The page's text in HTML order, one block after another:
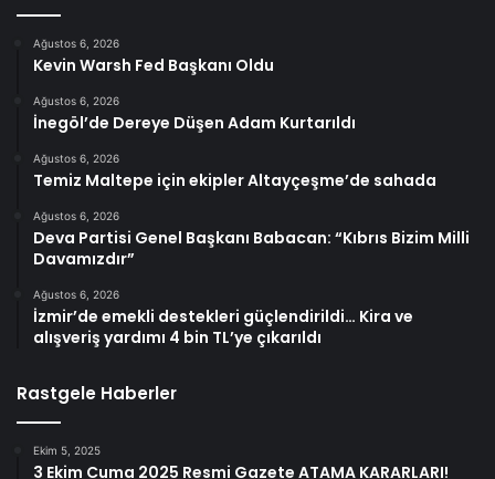
Ağustos 6, 2026
Kevin Warsh Fed Başkanı Oldu
Ağustos 6, 2026
İnegöl’de Dereye Düşen Adam Kurtarıldı
Ağustos 6, 2026
Temiz Maltepe için ekipler Altayçeşme’de sahada
Ağustos 6, 2026
Deva Partisi Genel Başkanı Babacan: “Kıbrıs Bizim Milli
Davamızdır”
Ağustos 6, 2026
İzmir’de emekli destekleri güçlendirildi… Kira ve
alışveriş yardımı 4 bin TL’ye çıkarıldı
Rastgele Haberler
Ekim 5, 2025
3 Ekim Cuma 2025 Resmi Gazete ATAMA KARARLARI!